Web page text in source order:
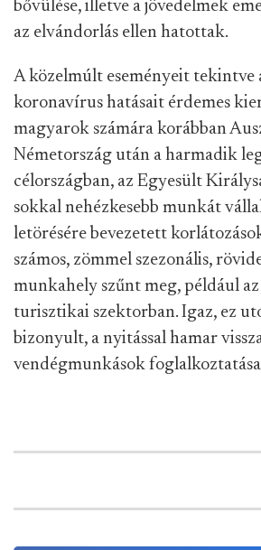
bővülése, illetve a jövedelmek
az elvándorlás ellen hatottak.
A közelmúlt eseményeit tekintve
koronavírus hatásait érdemes
magyarok számára korábban
Németország után a harmadik
célországban, az Egyesült
sokkal nehézkesebb munkát
letörésére bevezetett
számos, zömmel szezonális,
munkahely szűnt meg, például
turisztikai szektorban. Igaz, ez
bizonyult, a nyitással hamar
vendégmunkások